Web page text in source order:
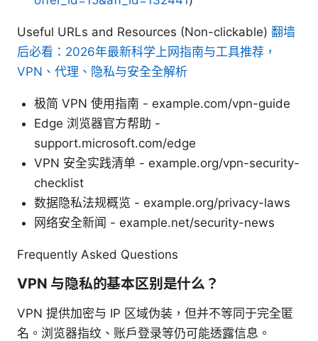
Useful URLs and Resources (Non-clickable) 翻墙
后必看：2026年最新科学上网指南与工具推荐，
VPN、代理、隐私与安全全解析
极简 VPN 使用指南 - example.com/vpn-guide
Edge 浏览器官方帮助 -
support.microsoft.com/edge
VPN 安全实践清单 - example.org/vpn-security-
checklist
数据隐私法规概览 - example.org/privacy-laws
网络安全新闻 - example.net/security-news
Frequently Asked Questions
VPN 与隐私的基本区别是什么？
VPN 提供加密与 IP 区域伪装，但并不等同于完全匿
名。浏览器指纹、账户登录等仍可能透露信息。